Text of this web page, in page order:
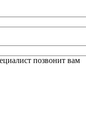
позвонит вам